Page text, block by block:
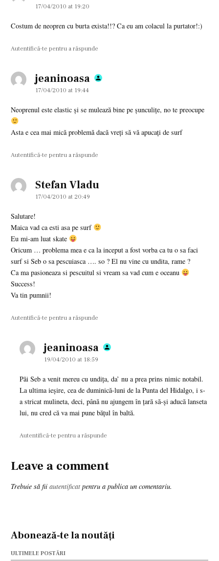
17/04/2010 at 19:20
Costum de neopren cu burta exista!!? Ca eu am colacul la purtator!:)
Autentifică-te pentru a răspunde
jeaninoasa says:
17/04/2010 at 19:44
Neoprenul este elastic şi se mulează bine pe şunculiţe, no te preocupe
Asta e cea mai mică problemă dacă vreţi să vă apucaţi de surf
Autentifică-te pentru a răspunde
Stefan Vladu
17/04/2010 at 20:49
Salutare!
Maica vad ca esti asa pe surf
Eu mi-am luat skate
Oricum … problema mea e ca la inceput a fost vorba ca tu o sa faci
surf si Seb o sa pescuiasca …. so ? El nu vine cu undita, rame ?
Ca ma pasioneaza si pescuitul si vream sa vad cum e oceanu
Success!
Va tin pumnii!
Autentifică-te pentru a răspunde
jeaninoasa says:
19/04/2010 at 18:59
Păi Seb a venit mereu cu undiţa, da’ nu a prea prins nimic notabil.
La ultima ieşire, cea de duminică-luni de la Punta del Hidalgo, i s-
a stricat mulineta, deci, până nu ajungem în ţară să-şi aducă lanseta
lui, nu cred că va mai pune băţul în baltă.
Autentifică-te pentru a răspunde
Leave
comment
Trebuie să fiiautentificat pentru a publica un comentariu.
Leave a comment
Abonează-te la noutăți
ULTIMELE POSTĂRI